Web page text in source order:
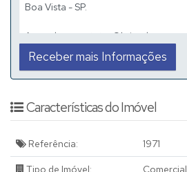
Características do Imóvel
Referência: 1971
Tipo de Imóvel: Comercial